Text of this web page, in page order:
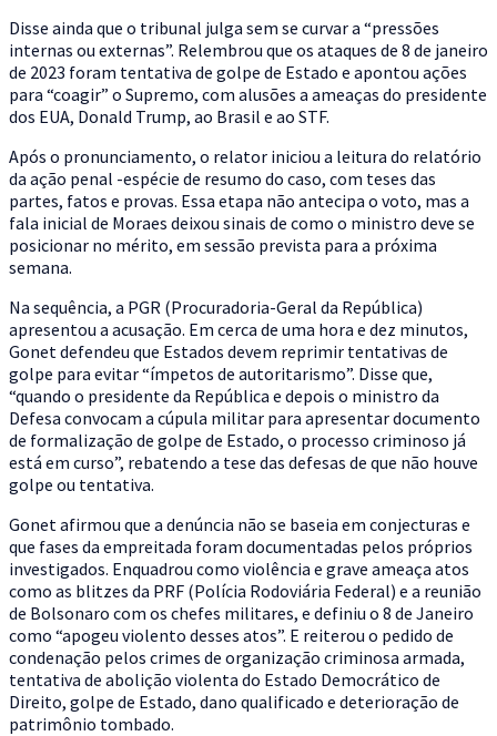
Disse ainda que o tribunal julga sem se curvar a “pressões
internas ou externas”. Relembrou que os ataques de 8 de janeiro
de 2023 foram tentativa de golpe de Estado e apontou ações
para “coagir” o Supremo, com alusões a ameaças do presidente
dos EUA, Donald Trump, ao Brasil e ao STF.
Após o pronunciamento, o relator iniciou a leitura do relatório
da ação penal -espécie de resumo do caso, com teses das
partes, fatos e provas. Essa etapa não antecipa o voto, mas a
fala inicial de Moraes deixou sinais de como o ministro deve se
posicionar no mérito, em sessão prevista para a próxima
semana.
Na sequência, a PGR (Procuradoria-Geral da República)
apresentou a acusação. Em cerca de uma hora e dez minutos,
Gonet defendeu que Estados devem reprimir tentativas de
golpe para evitar “ímpetos de autoritarismo”. Disse que,
“quando o presidente da República e depois o ministro da
Defesa convocam a cúpula militar para apresentar documento
de formalização de golpe de Estado, o processo criminoso já
está em curso”, rebatendo a tese das defesas de que não houve
golpe ou tentativa.
Gonet afirmou que a denúncia não se baseia em conjecturas e
que fases da empreitada foram documentadas pelos próprios
investigados. Enquadrou como violência e grave ameaça atos
como as blitzes da PRF (Polícia Rodoviária Federal) e a reunião
de Bolsonaro com os chefes militares, e definiu o 8 de Janeiro
como “apogeu violento desses atos”. E reiterou o pedido de
condenação pelos crimes de organização criminosa armada,
tentativa de abolição violenta do Estado Democrático de
Direito, golpe de Estado, dano qualificado e deterioração de
patrimônio tombado.